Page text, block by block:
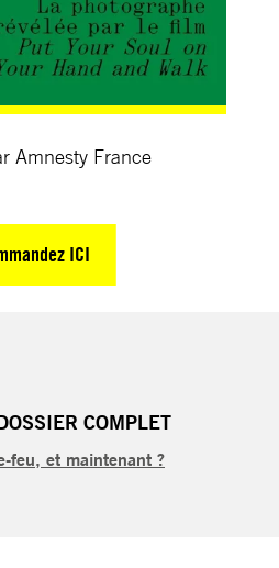
Amnesty France
ICI
COMPLET
feu, et maintenant ?